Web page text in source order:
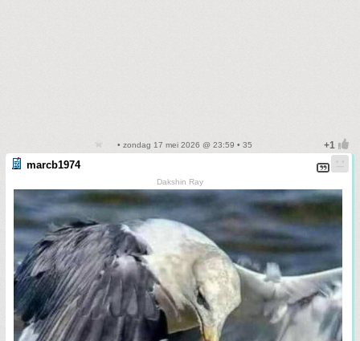
• zondag 17 mei 2026 @ 23:59 • 35
marcb1974
Dakshin Ray